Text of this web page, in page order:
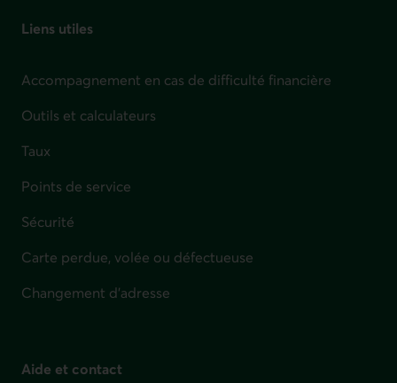
Liens utiles
Accompagnement en cas de difficulté financière
Outils et calculateurs
Taux
Points de service
Sécurité
Carte perdue, volée ou défectueuse
Changement d'adresse
Aide et contact